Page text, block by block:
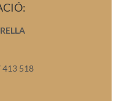
413 518